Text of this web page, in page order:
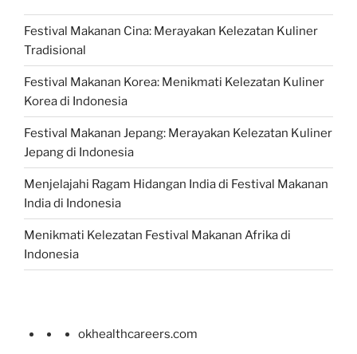
Festival Makanan Cina: Merayakan Kelezatan Kuliner
Tradisional
Festival Makanan Korea: Menikmati Kelezatan Kuliner
Korea di Indonesia
Festival Makanan Jepang: Merayakan Kelezatan Kuliner
Jepang di Indonesia
Menjelajahi Ragam Hidangan India di Festival Makanan
India di Indonesia
Menikmati Kelezatan Festival Makanan Afrika di
Indonesia
okhealthcareers.com